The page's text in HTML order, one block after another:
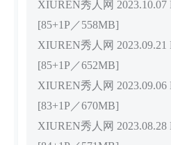
XIUREN秀人网 2023.10.07
[85+1P／558MB]
XIUREN秀人网 2023.09.21
[85+1P／652MB]
XIUREN秀人网 2023.09.06
[83+1P／670MB]
XIUREN秀人网 2023.08.28